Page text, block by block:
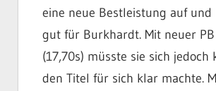
eine neue Bestleistung auf
gut für Burkhardt. Mit neuer
(17,70s) müsste sie sich
den Titel für sich klar machte.